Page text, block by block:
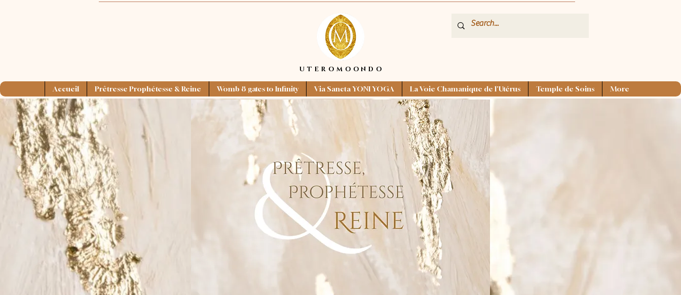
UTEROMOONDO
UTEROMOONDO
Accueil Prêtresse Prophétesse & Reine Womb 8 gates to Infinity Via Sancta YONI YOGA La Voie Chamanique de l'Utérus Temple de Soins More